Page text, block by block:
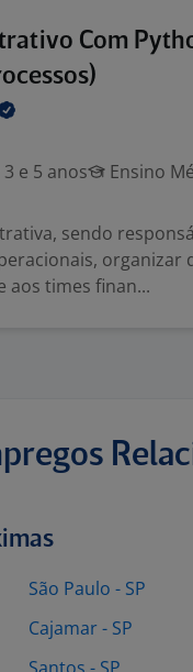
Com
e 5 anos
Ensino
sendo
organizar
aos times finan...
São Paulo - SP
Cajamar - SP